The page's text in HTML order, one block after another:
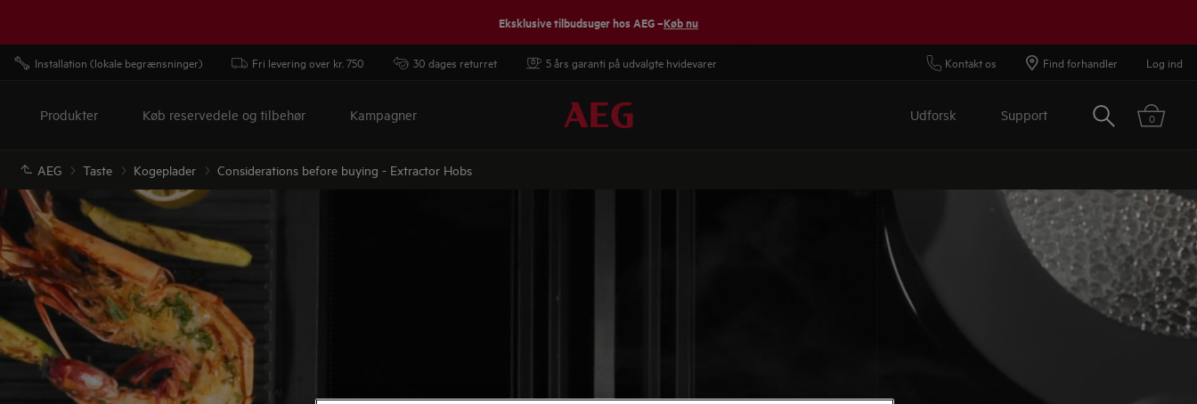
Eksklusive tilbudsuger hos AEG –Køb nu
Installation (lokale begrænsninger) Fri levering over kr. 750 30 dages returret 5 års garanti på udvalgte hvidevarer Kontakt os Find forhandler Log ind
Produkter Køb reservedele og tilbehør Kampagner Udforsk Support Søg 0
AEG Taste Kogeplader Considerations before buying - Extractor Hobs